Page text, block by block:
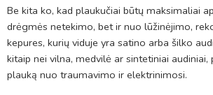
Be kita ko, kad plaukučiai būtų maksimaliai
drėgmės netekimo, bet ir nuo lūžinėjimo,
kepures, kurių viduje yra satino arba šilko
kitaip nei vilna, medvilė ar sintetiniai audiniai,
plauką nuo traumavimo ir elektrinimosi.